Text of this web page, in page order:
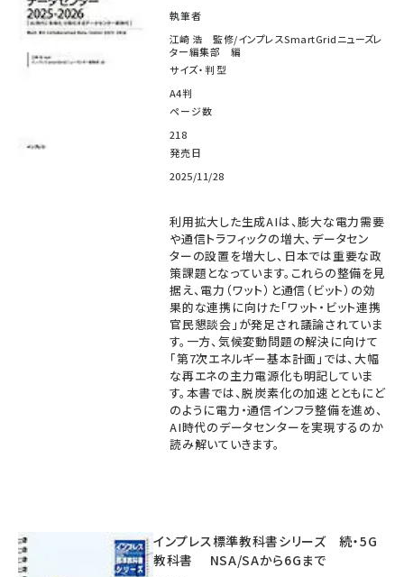
執筆者
江崎 浩 監修/インプレスSmartGridニューズレ
ター編集部 編
サイズ・判型
A4判
ページ数
218
発売日
2025/11/28
利用拡大した生成AIは、膨大な電力需要
や通信トラフィックの増大、データセン
ターの設置を増大し、日本では重要な政
策課題となっています。これらの整備を見
据え、電力（ワット）と通信（ビット）の効
果的な連携に向けた「ワット・ビット連携
官民懇談会」が発足され議論されていま
す。一方、気候変動問題の解決に向けて
「第7次エネルギー基本計画」では、大幅
な再エネの主力電源化も明記していま
す。本書では、脱炭素化の加速とともにど
のように電力・通信インフラ整備を進め、
AI時代のデータセンターを実現するのか
読み解いていきます。
インプレス標準教科書シリーズ 続・5G
教科書 NSA/SAから6Gまで